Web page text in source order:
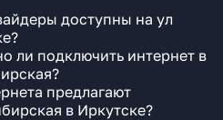
доступны на ул
ли подключить интернет в
предлагают
в Иркутске?